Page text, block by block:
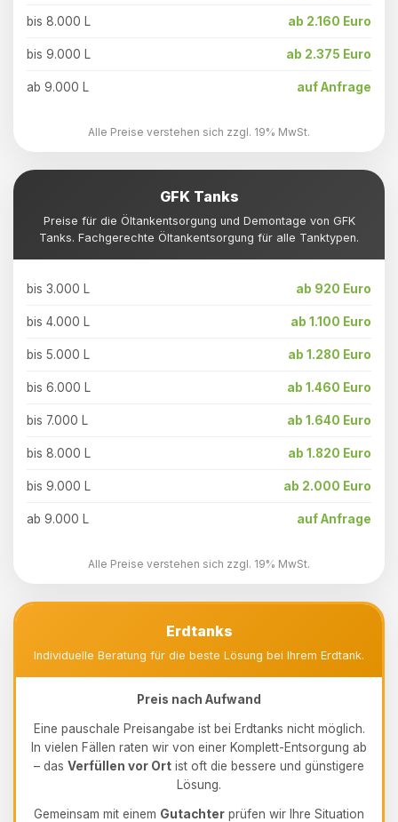
bis 8.000 L ab 2.160 Euro
bis 9.000 L ab 2.375 Euro
ab 9.000 L auf Anfrage
Alle Preise verstehen sich zzgl. 19% MwSt.
GFK Tanks
Preise für die Öltankentsorgung und Demontage von GFK
Tanks. Fachgerechte Öltankentsorgung für alle Tanktypen.
bis 3.000 L ab 920 Euro
bis 4.000 L ab 1.100 Euro
bis 5.000 L ab 1.280 Euro
bis 6.000 L ab 1.460 Euro
bis 7.000 L ab 1.640 Euro
bis 8.000 L ab 1.820 Euro
bis 9.000 L ab 2.000 Euro
ab 9.000 L auf Anfrage
Alle Preise verstehen sich zzgl. 19% MwSt.
Erdtanks
Individuelle Beratung für die beste Lösung bei Ihrem Erdtank.
Preis nach Aufwand
Eine pauschale Preisangabe ist bei Erdtanks nicht möglich.
In vielen Fällen raten wir von einer Komplett-Entsorgung ab
– das Verfüllen vor Ort ist oft die bessere und günstigere
Lösung.
Gemeinsam mit einem Gutachter prüfen wir Ihre Situation